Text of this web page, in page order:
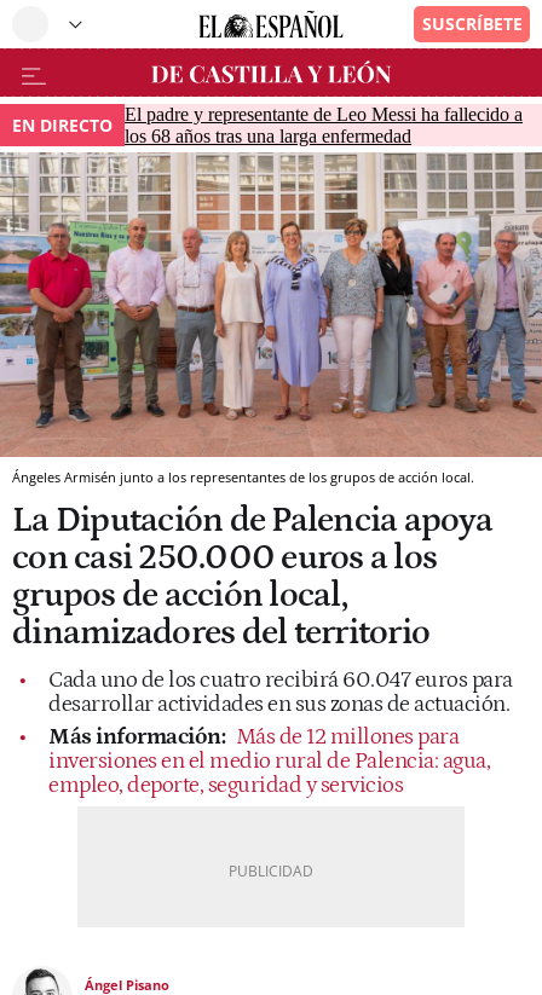
EN DIRECTO El padre y representante de Leo Messi ha fallecido a
los 68 años tras una larga enfermedad
Ángeles Armisén junto a los representantes de los grupos de acción local.
La Diputación de Palencia apoya
con casi 250.000 euros a los
grupos de acción local,
dinamizadores del territorio
Cada uno de los cuatro recibirá 60.047 euros para
desarrollar actividades en sus zonas de actuación.
Más información: Más de 12 millones para
inversiones en el medio rural de Palencia: agua,
empleo, deporte, seguridad y servicios
Ángel Pisano